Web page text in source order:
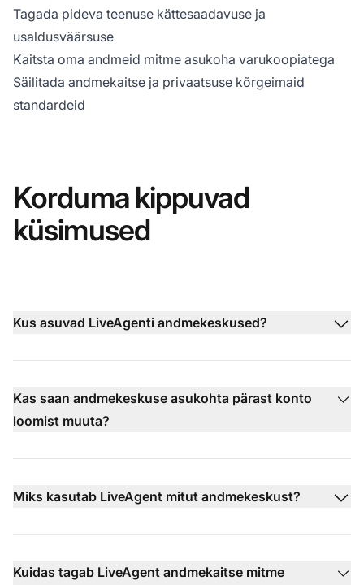
Tagada pideva teenuse kättesaadavuse ja
usaldusväärsuse
Kaitsta oma andmeid mitme asukoha varukoopiatega
Säilitada andmekaitse ja privaatsuse kõrgeimaid
standardeid
Korduma kippuvad
küsimused
Kus asuvad LiveAgenti andmekeskused?
Kas saan andmekeskuse asukohta pärast konto
loomist muuta?
Miks kasutab LiveAgent mitut andmekeskust?
Kuidas tagab LiveAgent andmekaitse mitme